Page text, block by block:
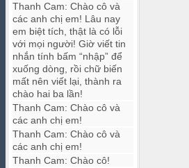
Thanh Cam: Chào cô và
các anh chị em! Lâu nay
em biệt tích, thật là có lỗi
với mọi người! Giờ viết tin
nhắn tính bấm “nhập” để
xuống dòng, rồi chữ biến
mất nên viết lại, thành ra
chào hai ba lần!
Thanh Cam: Chào cô và
các anh chị em!
Thanh Cam: Chào cô và
các anh chị em!
Thanh Cam: Chào cô!